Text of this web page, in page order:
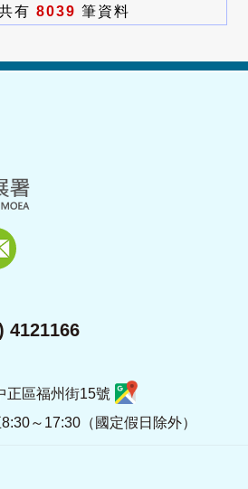
有 8039 筆資料
4121166
正區福州街15號
～17:30（國定假日除外）